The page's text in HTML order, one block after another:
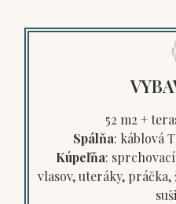
52 m2 +
Spálňa: káblová
Kúpeľňa:
vlasov, uteráky,